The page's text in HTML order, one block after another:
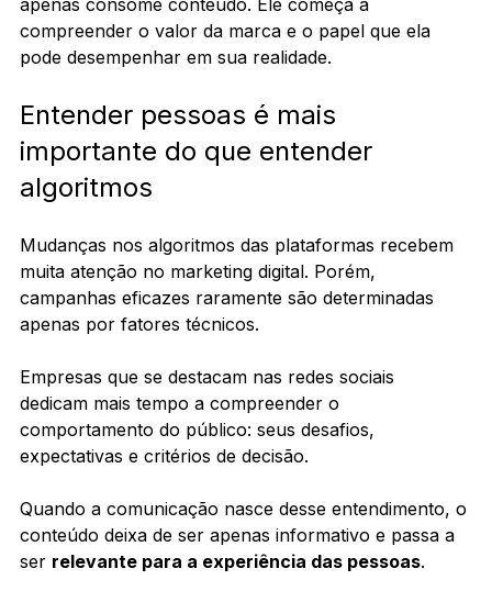
apenas consome conteúdo. Ele começa a
compreender o valor da marca e o papel que ela
pode desempenhar em sua realidade.
Entender pessoas é mais
importante do que entender
algoritmos
Mudanças nos algoritmos das plataformas recebem
muita atenção no marketing digital. Porém,
campanhas eficazes raramente são determinadas
apenas por fatores técnicos.
Empresas que se destacam nas redes sociais
dedicam mais tempo a compreender o
comportamento do público: seus desafios,
expectativas e critérios de decisão.
Quando a comunicação nasce desse entendimento, o
conteúdo deixa de ser apenas informativo e passa a
ser relevante para a experiência das pessoas.